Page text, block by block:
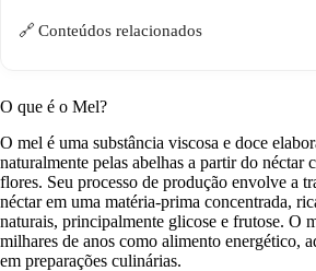
Conteúdos relacionados
O que é o Mel?
O mel é uma substância viscosa e doce
naturalmente pelas abelhas a partir do néctar
flores. Seu processo de produção envolve a
néctar em uma matéria-prima concentrada,
naturais, principalmente glicose e frutose. O
milhares de anos como alimento energético,
em preparações culinárias.